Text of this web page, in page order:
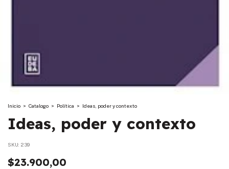
Inicio > Catalogo > Política > Ideas, poder y contexto
Ideas, poder y contexto
SKU: 239
$23.900,00